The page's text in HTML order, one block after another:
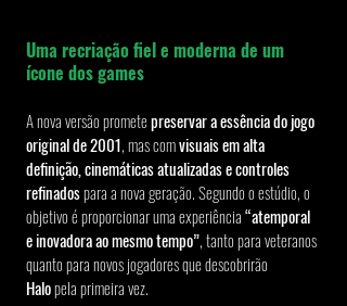
Uma recriação fiel e moderna de um
ícone dos games
A nova versão promete preservar a essência do jogo
original de 2001, mas com visuais em alta
definição, cinemáticas atualizadas e controles
refinados para a nova geração. Segundo o estúdio, o
objetivo é proporcionar uma experiência “atemporal
e inovadora ao mesmo tempo”, tanto para veteranos
quanto para novos jogadores que descobrirão
Halo pela primeira vez.